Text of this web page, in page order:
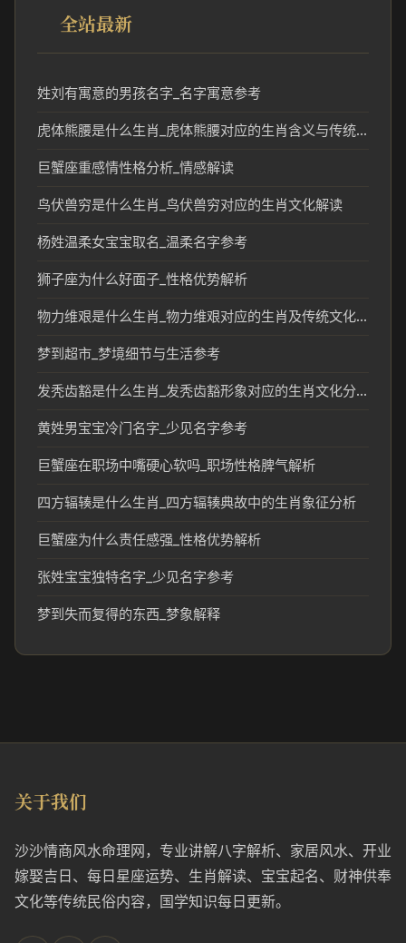
全站最新
姓刘有寓意的男孩名字_名字寓意参考
虎体熊腰是什么生肖_虎体熊腰对应的生肖含义与传统解读
巨蟹座重感情性格分析_情感解读
鸟伏兽穷是什么生肖_鸟伏兽穷对应的生肖文化解读
杨姓温柔女宝宝取名_温柔名字参考
狮子座为什么好面子_性格优势解析
物力维艰是什么生肖_物力维艰对应的生肖及传统文化解析
梦到超市_梦境细节与生活参考
发秃齿豁是什么生肖_发秃齿豁形象对应的生肖文化分析
黄姓男宝宝冷门名字_少见名字参考
巨蟹座在职场中嘴硬心软吗_职场性格脾气解析
四方辐辏是什么生肖_四方辐辏典故中的生肖象征分析
巨蟹座为什么责任感强_性格优势解析
张姓宝宝独特名字_少见名字参考
梦到失而复得的东西_梦象解释
关于我们
沙沙情商风水命理网，专业讲解八字解析、家居风水、开业
嫁娶吉日、每日星座运势、生肖解读、宝宝起名、财神供奉
文化等传统民俗内容，国学知识每日更新。